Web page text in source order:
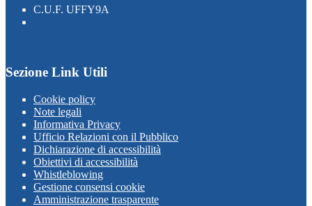
C.U.F. UFFY9A
Sezione Link Utili
Cookie policy
Note legali
Informativa Privacy
Ufficio Relazioni con il Pubblico
Dichiarazione di accessibilità
Obiettivi di accessibilità
Whistleblowing
Gestione consensi cookie
Amministrazione trasparente